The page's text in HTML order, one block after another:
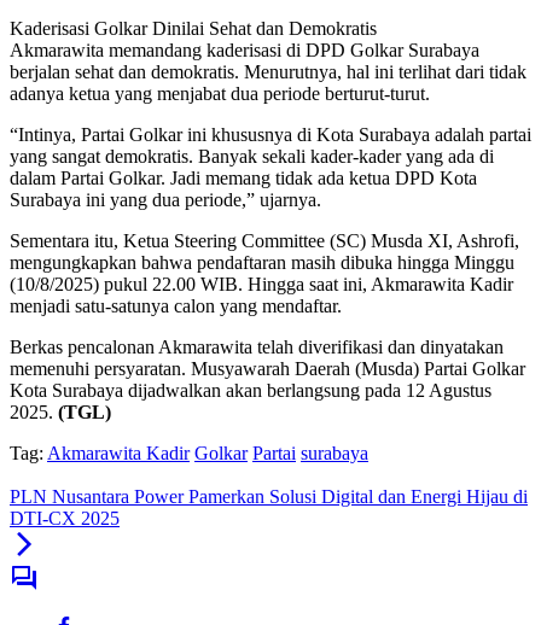
Kaderisasi Golkar Dinilai Sehat dan Demokratis
Akmarawita memandang kaderisasi di DPD Golkar Surabaya
berjalan sehat dan demokratis. Menurutnya, hal ini terlihat dari tidak
adanya ketua yang menjabat dua periode berturut-turut.
“Intinya, Partai Golkar ini khususnya di Kota Surabaya adalah partai
yang sangat demokratis. Banyak sekali kader-kader yang ada di
dalam Partai Golkar. Jadi memang tidak ada ketua DPD Kota
Surabaya ini yang dua periode,” ujarnya.
Sementara itu, Ketua Steering Committee (SC) Musda XI, Ashrofi,
mengungkapkan bahwa pendaftaran masih dibuka hingga Minggu
(10/8/2025) pukul 22.00 WIB. Hingga saat ini, Akmarawita Kadir
menjadi satu-satunya calon yang mendaftar.
Berkas pencalonan Akmarawita telah diverifikasi dan dinyatakan
memenuhi persyaratan. Musyawarah Daerah (Musda) Partai Golkar
Kota Surabaya dijadwalkan akan berlangsung pada 12 Agustus
2025. (TGL)
Tag: Akmarawita Kadir Golkar Partai surabaya
PLN Nusantara Power Pamerkan Solusi Digital dan Energi Hijau di
DTI-CX 2025